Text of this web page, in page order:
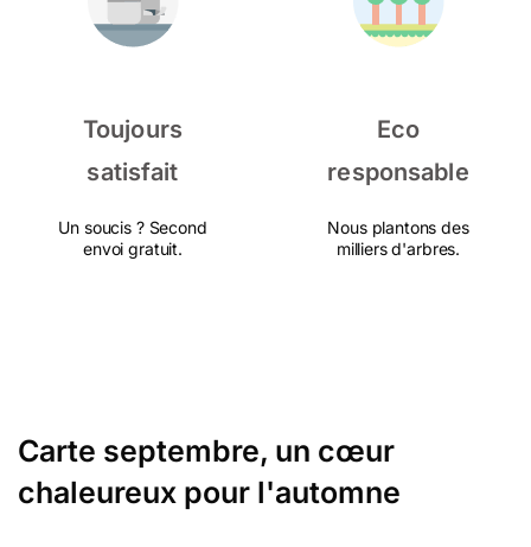
Toujours
satisfait
Un soucis ? Second
envoi gratuit.
Eco
responsable
Nous plantons des
milliers d'arbres.
Carte septembre, un cœur
chaleureux pour l'automne